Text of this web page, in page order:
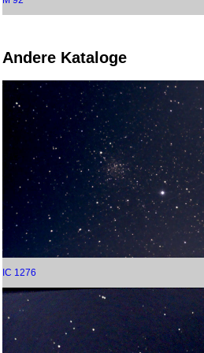
Andere Kataloge
IC 1276